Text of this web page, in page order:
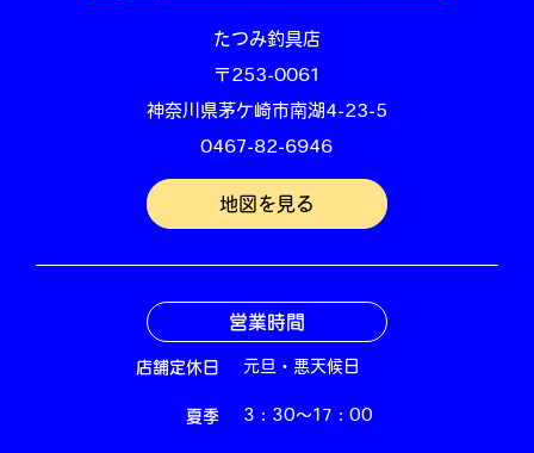
たつみ釣具店
〒253-0061
神奈川県茅ケ崎市南湖4-23-5
0467-82-6946
地図を見る
営業時間
店舗定休日 元旦・悪天候日
夏季 3：30～17：00